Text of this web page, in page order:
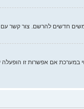
במערכת אם אפשרות זו